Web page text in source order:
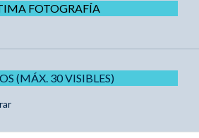
FOTOGRAFÍA
(MÁX. 30 VISIBLES)